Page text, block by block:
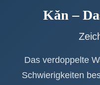
Kǎn –
Das verdoppelte
Schwierigkeiten